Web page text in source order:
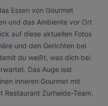
Essen von Gourmet
und das Ambiente vor Ort
auf diese aktuellen Fotos
und den Gerichten bei
du weißt, was dich bei
Das Auge isst
inneren Gourmet mit
Restaurant Zurheide-Team.